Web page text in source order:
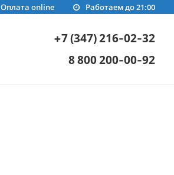
Работаем до 21:00
Оплата online
+7 (347) 216-02-32
8 800 200-00-92